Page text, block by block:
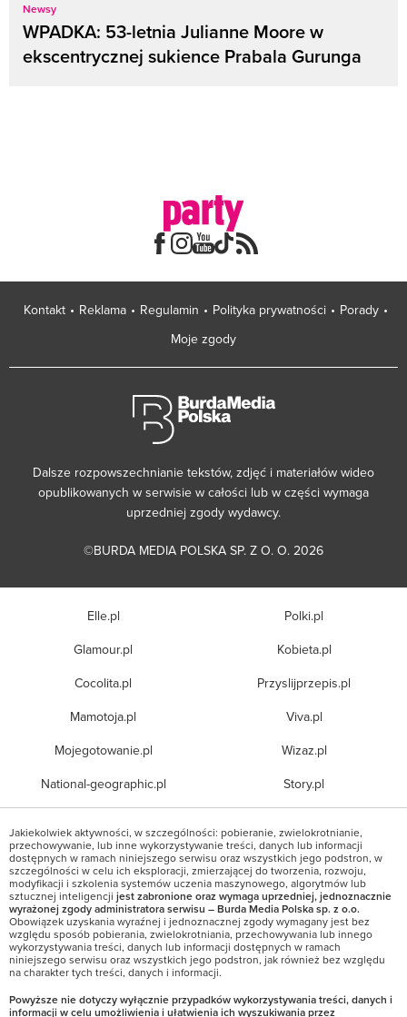
Newsy
WPADKA: 53-letnia Julianne Moore w
ekscentrycznej sukience Prabala Gurunga
Kontakt Reklama Regulamin Polityka prywatności
Porady
Moje zgody
Dalsze rozpowszechnianie tekstów, zdjęć i materiałów wideo
opublikowanych w serwisie w całości lub w części wymaga
uprzedniej zgody wydawcy.
©BURDA MEDIA POLSKA SP. Z O. O. 2026
Elle.pl
Glamour.pl
Cocolita.pl
Mamotoja.pl
Mojegotowanie.pl
National-geographic.pl
Polki.pl
Kobieta.pl
Przyslijprzepis.pl
Viva.pl
Wizaz.pl
Story.pl
Jakiekolwiek aktywności, w szczególności: pobieranie, zwielokrotnianie,
przechowywanie, lub inne wykorzystywanie treści, danych lub informacji
dostępnych w ramach niniejszego serwisu oraz wszystkich jego podstron, w
szczególności w celu ich eksploracji, zmierzającej do tworzenia, rozwoju,
modyfikacji i szkolenia systemów uczenia maszynowego, algorytmów lub
sztucznej inteligencji jest zabronione oraz wymaga uprzedniej, jednoznacznie
wyrażonej zgody administratora serwisu – Burda Media Polska sp. z o.o.
Obowiązek uzyskania wyraźnej i jednoznacznej zgody wymagany jest bez
względu sposób pobierania, zwielokrotniania, przechowywania lub innego
wykorzystywania treści, danych lub informacji dostępnych w ramach
niniejszego serwisu oraz wszystkich jego podstron, jak również bez względu
na charakter tych treści, danych i informacji.
Powyższe nie dotyczy wyłącznie przypadków wykorzystywania treści, danych i
informacji w celu umożliwienia i ułatwienia ich wyszukiwania przez